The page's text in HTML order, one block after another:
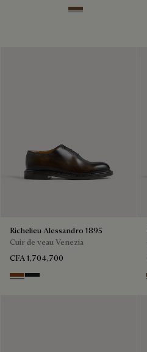
Coffee
Richelieu Alessandro 1895
Cuir de veau Venezia
CFA 1,704,700
Charcoal Brown
Charcoal Gray